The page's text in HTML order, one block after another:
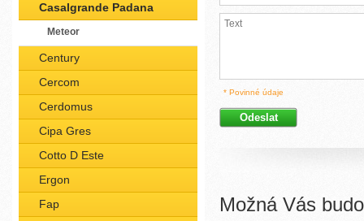
Casalgrande Padana
Meteor
Century
Cercom
Cerdomus
Cipa Gres
Cotto D Este
Ergon
Fap
* Povinné údaje
Možná Vás